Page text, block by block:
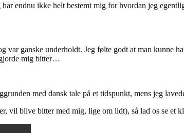
endnu ikke helt bestemt mig for hvordan jeg
var ganske underholdt. Jeg følte godt at man kunne
mig bitter…
med dansk tale på et tidspunkt, mens jeg
blive bitter med mig, lige om lidt), så lad os se et